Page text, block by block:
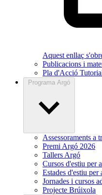
Aquest enllaç
Publicacions i
Pla d'Acció
Programa Argó
Assessoraments a
Premi Argó 2026
Tallers Argó
Cursos d'estiu per
Estades d'estiu per
Jornades i cursos
Projecte Brúixola